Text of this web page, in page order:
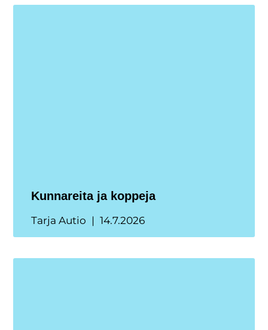
Kunnareita ja koppeja
Tarja Autio 14.7.2026